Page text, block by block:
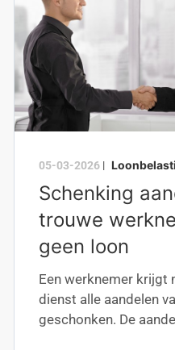
05-03-2026 |
Schenking
trouwe
geen loon
Een werknemer krijgt
dienst alle aandelen
geschonken. De